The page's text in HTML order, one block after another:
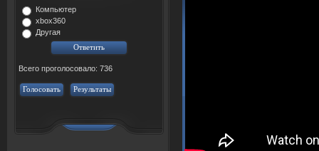
Компьютер
xbox360
Другая
Всего проголосовало: 736
Голосовать Результаты